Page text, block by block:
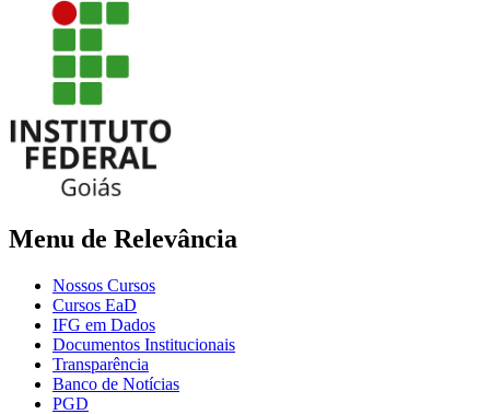
Menu de Relevância
Nossos Cursos
Cursos EaD
IFG em Dados
Documentos Institucionais
Transparência
Banco de Notícias
PGD